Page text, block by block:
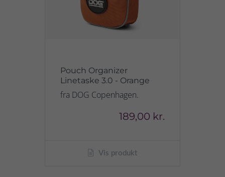
Pouch Organizer
Linetaske 3.0 - Orange
fra DOG Copenhagen.
189,00 kr.
Vis produkt